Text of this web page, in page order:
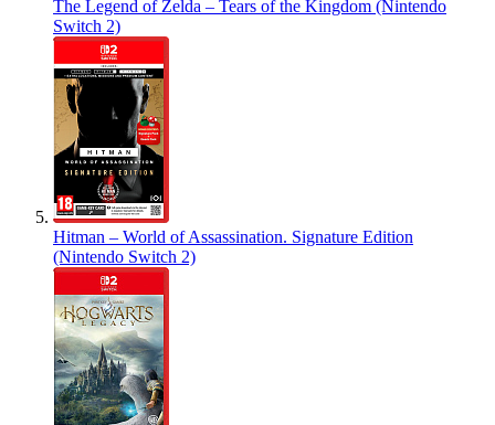
The Legend of Zelda – Tears of the Kingdom (Nintendo
Switch 2)
Hitman – World of Assassination. Signature Edition
(Nintendo Switch 2)